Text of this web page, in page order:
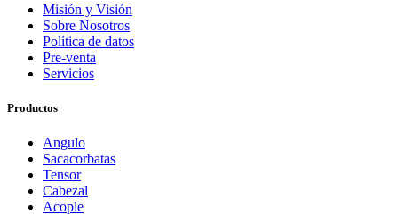
Misión y Visión
Sobre Nosotros
Política de datos
Pre-venta
Servicios
Productos
Angulo
Sacacorbatas
Tensor
Cabezal
Acople